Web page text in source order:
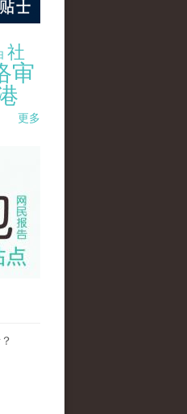
社
审
更多
120814.jpg